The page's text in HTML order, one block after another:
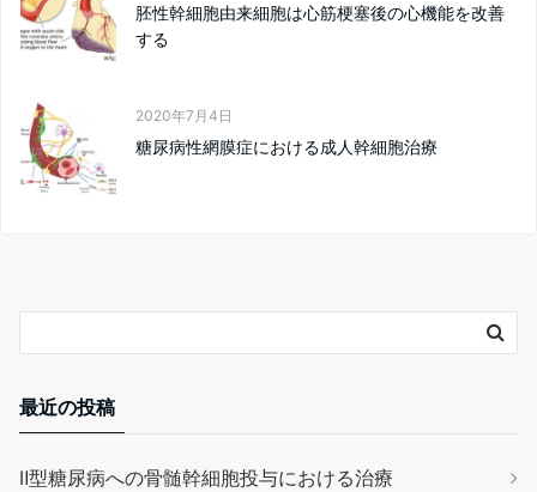
胚性幹細胞由来細胞は心筋梗塞後の心機能を改善
する
2020年7月4日
糖尿病性網膜症における成人幹細胞治療
最近の投稿
Ⅱ型糖尿病への骨髄幹細胞投与における治療